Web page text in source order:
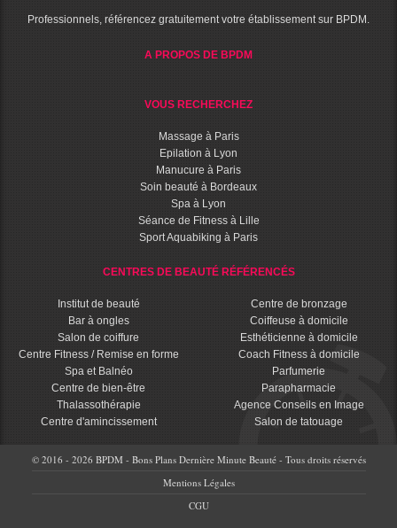
Professionnels, référencez gratuitement votre établissement sur BPDM.
A PROPOS DE BPDM
VOUS RECHERCHEZ
Massage à Paris
Epilation à Lyon
Manucure à Paris
Soin beauté à Bordeaux
Spa à Lyon
Séance de Fitness à Lille
Sport Aquabiking à Paris
CENTRES DE BEAUTÉ RÉFÉRENCÉS
Institut de beauté
Bar à ongles
Salon de coiffure
Centre Fitness / Remise en forme
Spa et Balnéo
Centre de bien-être
Thalassothérapie
Centre d'amincissement
Centre de bronzage
Coiffeuse à domicile
Esthéticienne à domicile
Coach Fitness à domicile
Parfumerie
Parapharmacie
Agence Conseils en Image
Salon de tatouage
© 2016 - 2026 BPDM - Bons Plans Dernière Minute Beauté - Tous droits réservés
Mentions Légales
CGU